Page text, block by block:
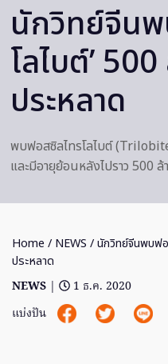
นักวิทย์จีนพ
โลไบต์’
ประหลาด
พบฟอสซิลไทรโลไบต์
และมีอายุย้อนหลังไปราว 500
Home / NEWS / นักวิทย์จีนพบฟอ
ประหลาด
NEWS |
1 ธ.ค. 2020
แบ่งปัน